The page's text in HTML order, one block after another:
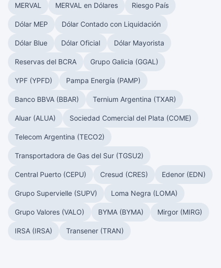
MERVAL MERVAL en Dólares Riesgo País
Dólar MEP Dólar Contado con Liquidación
Dólar Blue Dólar Oficial Dólar Mayorista
Reservas del BCRA Grupo Galicia (GGAL)
YPF (YPFD) Pampa Energía (PAMP)
Banco BBVA (BBAR) Ternium Argentina (TXAR)
Aluar (ALUA) Sociedad Comercial del Plata (COME)
Telecom Argentina (TECO2)
Transportadora de Gas del Sur (TGSU2)
Central Puerto (CEPU) Cresud (CRES) Edenor (EDN)
Grupo Supervielle (SUPV) Loma Negra (LOMA)
Grupo Valores (VALO) BYMA (BYMA) Mirgor (MIRG)
IRSA (IRSA) Transener (TRAN)